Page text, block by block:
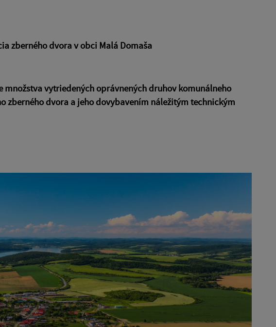
zberného dvora v obci Malá Domaša
množstva vytriedených oprávnených druhov komunálneho
zberného dvora a jeho dovybavením náležitým technickým